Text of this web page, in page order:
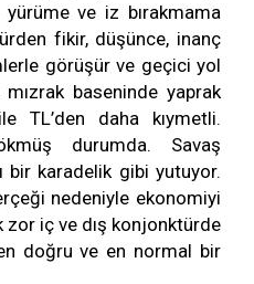
ve iz bırakmama
fikir, düşünce, inanç
görüşür ve geçici yol
mızrak baseninde yaprak
TL’den daha kıymetli.
durumda. Savaş
bir karadelik gibi yutuyor.
nedeniyle ekonomiyi
iç ve dış konjonktürde
en doğru ve en normal bir